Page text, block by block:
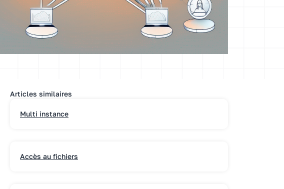
Articles similaires
Multi instance
Accès au fichiers